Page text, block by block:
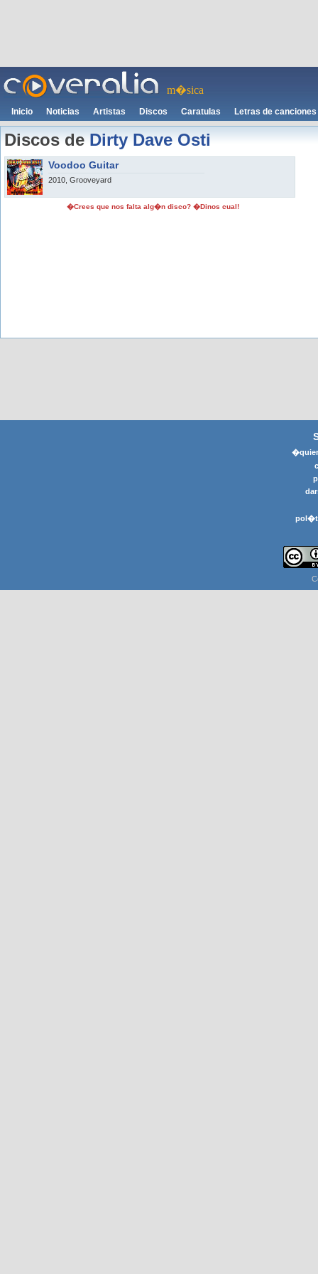
m�sica
Inicio Noticias Artistas Discos Caratulas Letras de canciones
Discos deDirty Dave Osti
Voodoo Guitar
2010, Grooveyard
�Crees que nos falta alg�n disco? �Dinos cual!